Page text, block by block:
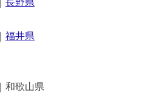
福井県
｜和歌山県